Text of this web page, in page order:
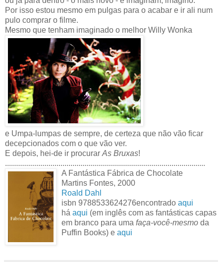
Por isso estou mesmo em pulgas para o acabar e ir ali num
pulo comprar o filme.
Mesmo que tenham imaginado o melhor Willy Wonka
e Umpa-lumpas de sempre, de certeza que não vão ficar
decepcionados com o que vão ver.
E depois, hei-de ir procurar As Bruxas!
.....................................................................................................
A Fantástica Fábrica de Chocolate
Martins Fontes, 2000
Roald Dahl
isbn 9788533624276encontrado aqui
há aqui (em inglês com as fantásticas capas
em branco para uma faça-você-mesmo da
Puffin Books) e aqui